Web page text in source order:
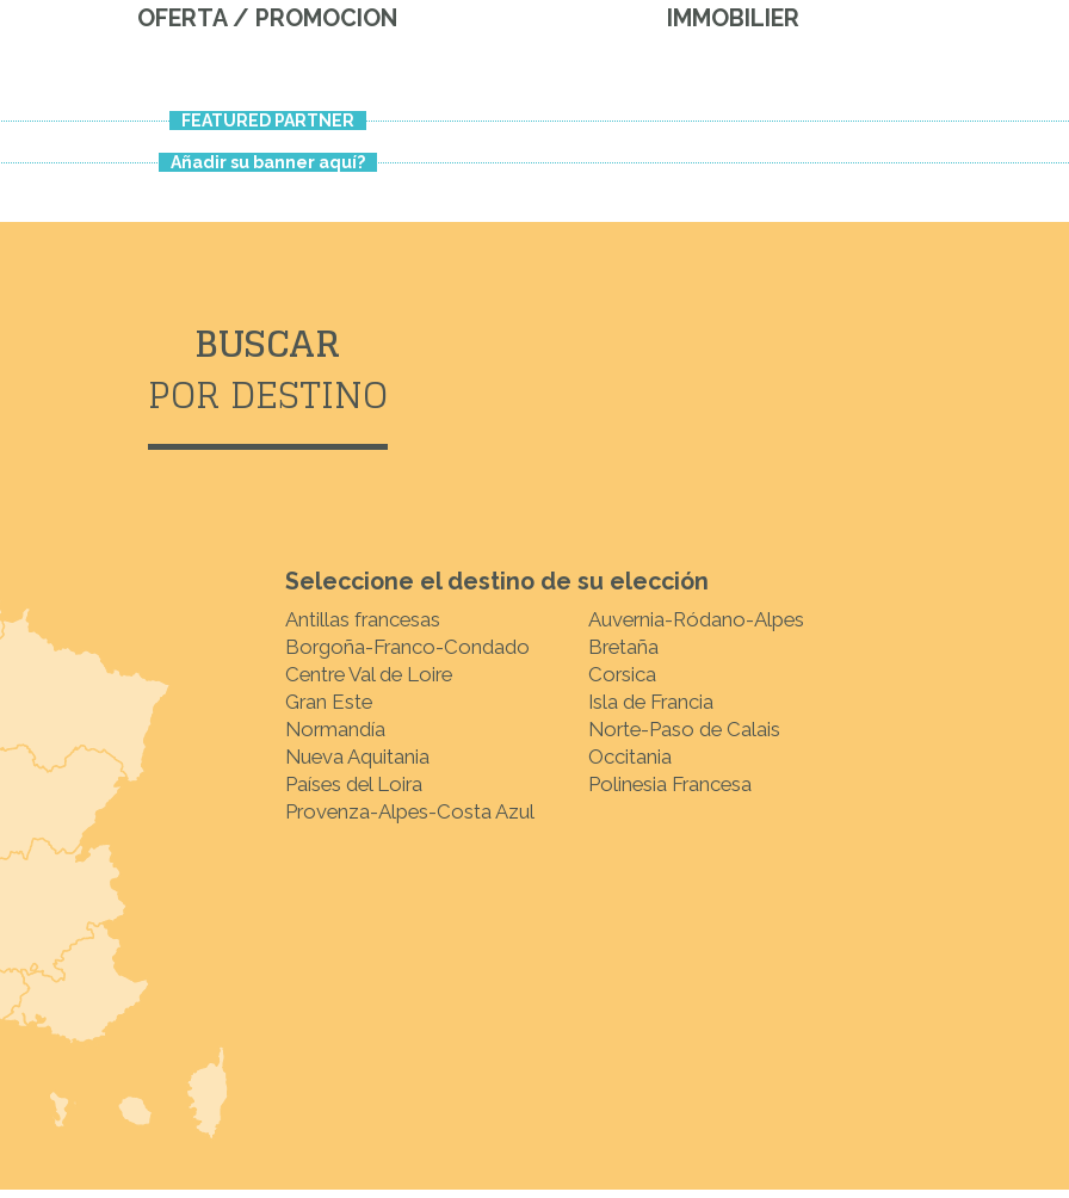
OFERTA / PROMOCION IMMOBILIER
FEATURED PARTNER
Añadir su banner aquí?
BUSCAR
POR DESTINO
Seleccione el destino de su elección
Antillas francesas
Auvernia-Ródano-Alpes
Borgoña-Franco-Condado
Bretaña
Centre Val de Loire
Corsica
Gran Este
Isla de Francia
Normandía
Norte-Paso de Calais
Nueva Aquitania
Occitania
Países del Loira
Polinesia Francesa
Provenza-Alpes-Costa Azul